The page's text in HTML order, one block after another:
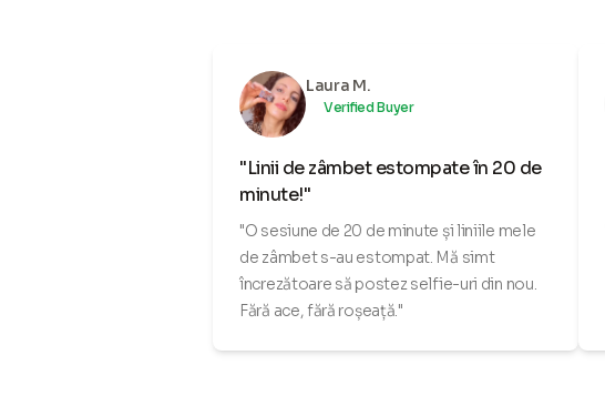
Laura M.
Verified Buyer
"Linii de zâmbet estompate în 20 de
minute!"
"O sesiune de 20 de minute și liniile mele
de zâmbet s-au estompat. Mă simt
încrezătoare să postez selfie-uri din nou.
Fără ace, fără roșeață."